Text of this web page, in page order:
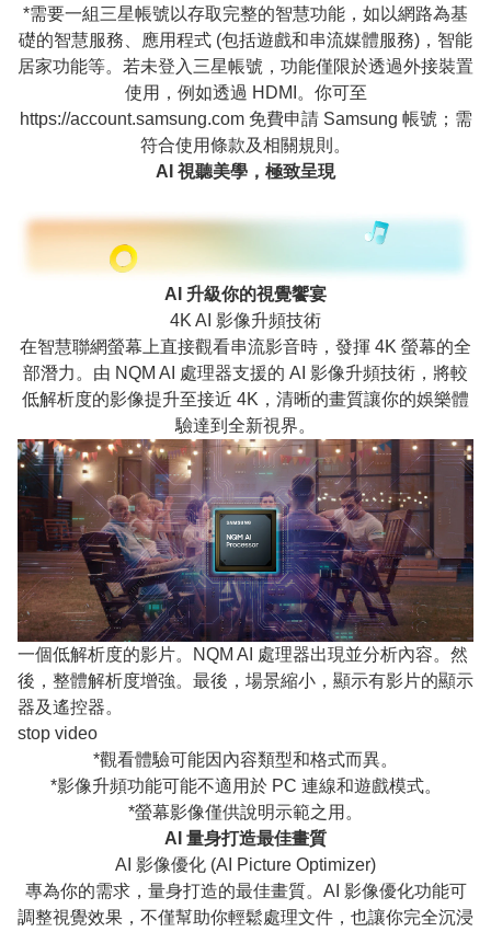
*需要一組三星帳號以存取完整的智慧功能，如以網路為基
礎的智慧服務、應用程式 (包括遊戲和串流媒體服務)，智能
居家功能等。若未登入三星帳號，功能僅限於透過外接裝置
使用，例如透過 HDMI。你可至
https://account.samsung.com 免費申請 Samsung 帳號；需
符合使用條款及相關規則。
AI 視聽美學，極致呈現
AI 升級你的視覺饗宴
4K AI 影像升頻技術
在智慧聯網螢幕上直接觀看串流影音時，發揮 4K 螢幕的全
部潛力。由 NQM AI 處理器支援的 AI 影像升頻技術，將較
低解析度的影像提升至接近 4K，清晰的畫質讓你的娛樂體
驗達到全新視界。
一個低解析度的影片。NQM AI 處理器出現並分析內容。然
後，整體解析度增強。最後，場景縮小，顯示有影片的顯示
器及遙控器。
stop video
*觀看體驗可能因內容類型和格式而異。
*影像升頻功能可能不適用於 PC 連線和遊戲模式。
*螢幕影像僅供說明示範之用。
AI 量身打造最佳畫質
AI 影像優化 (AI Picture Optimizer)
專為你的需求，量身打造的最佳畫質。AI 影像優化功能可
調整視覺效果，不僅幫助你輕鬆處理文件，也讓你完全沉浸